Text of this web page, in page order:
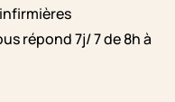
répond 7j/ 7 de 8h à